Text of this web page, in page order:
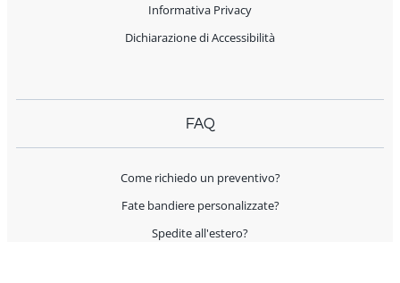
Informativa Privacy
Dichiarazione di Accessibilità
FAQ
Come richiedo un preventivo?
Fate bandiere personalizzate?
Spedite all'estero?